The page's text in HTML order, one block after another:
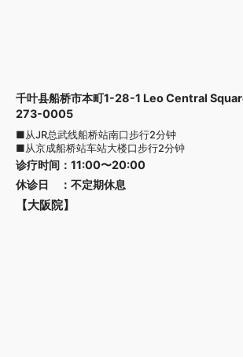
千叶县船桥市本町1-28-1 Leo Central
273-0005
■从JR总武线船桥站南口步行2分钟
■从京成船桥站车站大楼口步行2分钟
诊疗时间 ： 11:00〜20:00
休诊日
： 不定期休息
【大阪院】